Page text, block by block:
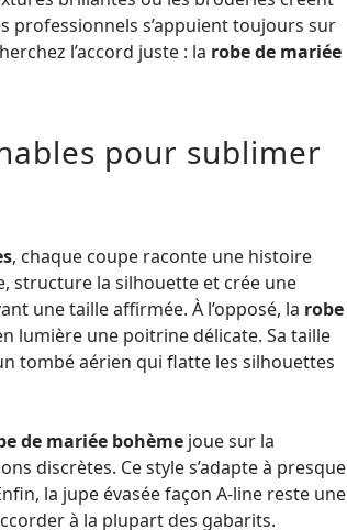
professionnels s’appuient toujours sur
l’accord juste : la robe de mariée
pour sublimer
, chaque coupe raconte une histoire
structure la silhouette et crée une
une taille affirmée. À l’opposé, la robe
lumière une poitrine délicate. Sa taille
tombé aérien qui flatte les silhouettes
de mariée bohème joue sur la
discrètes. Ce style s’adapte à presque
la jupe évasée façon A-line reste une
à la plupart des gabarits.